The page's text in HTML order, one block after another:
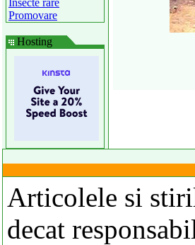
Insecte rare
Promovare
Hosting
Articolele si
decat